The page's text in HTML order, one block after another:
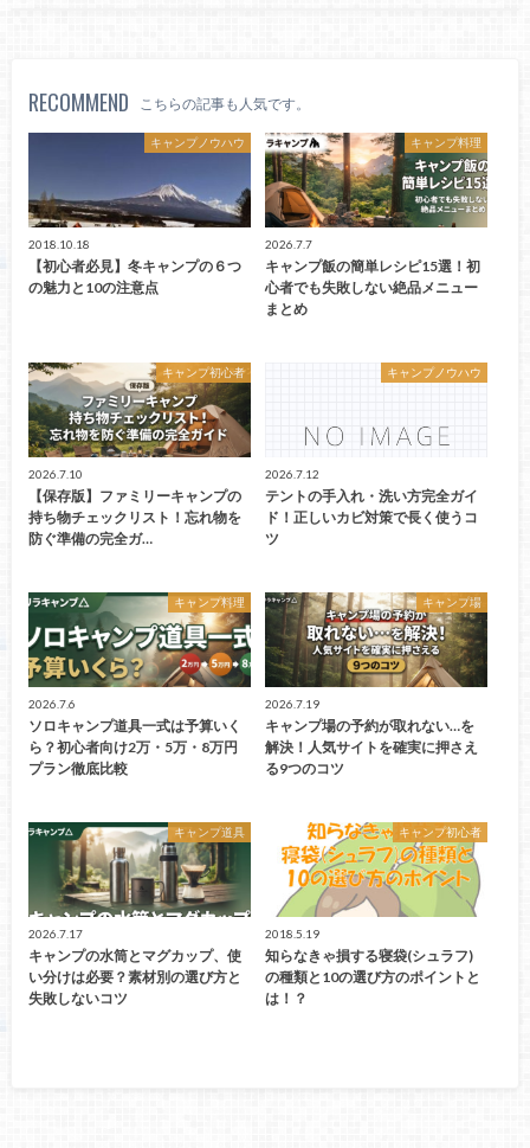
RECOMMEND こちらの記事も人気です。
キャンプノウハウ
2018.10.18
【初心者必見】冬キャンプの６つ
の魅力と10の注意点
キャンプ料理
2026.7.7
キャンプ飯の簡単レシピ15選！初
心者でも失敗しない絶品メニュー
まとめ
キャンプ初心者
2026.7.10
【保存版】ファミリーキャンプの
持ち物チェックリスト！忘れ物を
防ぐ準備の完全ガ…
キャンプノウハウ
2026.7.12
テントの手入れ・洗い方完全ガイ
ド！正しいカビ対策で長く使うコ
ツ
キャンプ料理
2026.7.6
ソロキャンプ道具一式は予算いく
ら？初心者向け2万・5万・8万円
プラン徹底比較
キャンプ場
2026.7.19
キャンプ場の予約が取れない…を
解決！人気サイトを確実に押さえ
る9つのコツ
キャンプ道具
2026.7.17
キャンプの水筒とマグカップ、使
い分けは必要？素材別の選び方と
失敗しないコツ
キャンプ初心者
2018.5.19
知らなきゃ損する寝袋(シュラフ)
の種類と10の選び方のポイントと
は！？